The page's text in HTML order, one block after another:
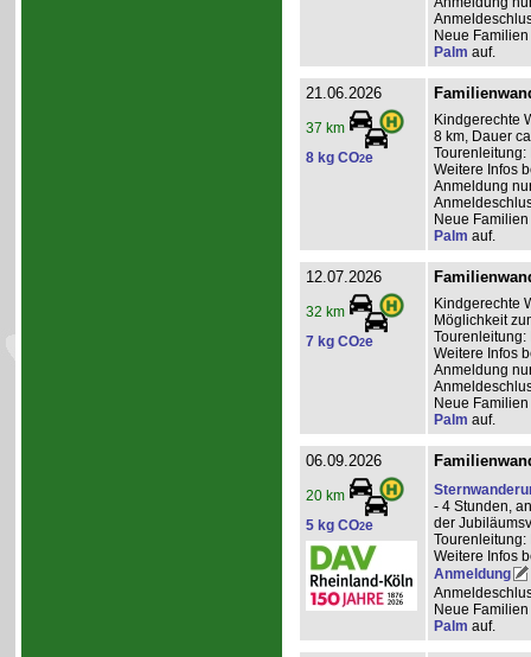
Neue
Palm auf.
21.06.2026
37 km
8 kg CO2e
Kindgerechte
8 km, Dauer
Tourenleitung:
Weitere Infos
Anmeldung
Neue
Palm auf.
12.07.2026
32 km
7 kg CO2e
Kindgerechte
Möglichkeit
Tourenleitung:
Weitere Infos
Anmeldung
Neue
Palm auf.
06.09.2026
20 km
5 kg CO2e
- 4 Stunden,
der
Tourenleitung:
Weitere Infos
Anmeldung
Neue
Palm auf.